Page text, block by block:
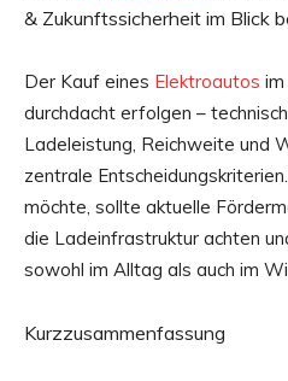
& Zukunftssicherheit im Blick
Der Kauf eines Elektroautos
durchdacht erfolgen –
Ladeleistung, Reichweite und
zentrale
möchte, sollte aktuelle
die Ladeinfrastruktur achten
sowohl im Alltag als auch im
Kurzzusammenfassung